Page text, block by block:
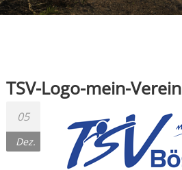
TSV-Logo-mein-Verein
05
Dez.